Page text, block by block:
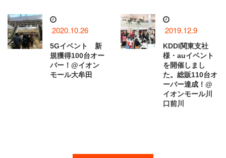
2020.10.26
5Gイベント 新
規獲得100台オー
バー！@イオン
モール大牟田
2019.12.9
KDDI関東支社
様・auイベント
を開催しまし
た。総販110台オ
ーバー達成！@
イオンモール川
口前川